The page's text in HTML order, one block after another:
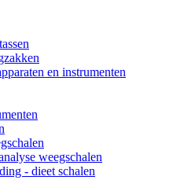
en instrumenten
weegschalen
- dieet schalen